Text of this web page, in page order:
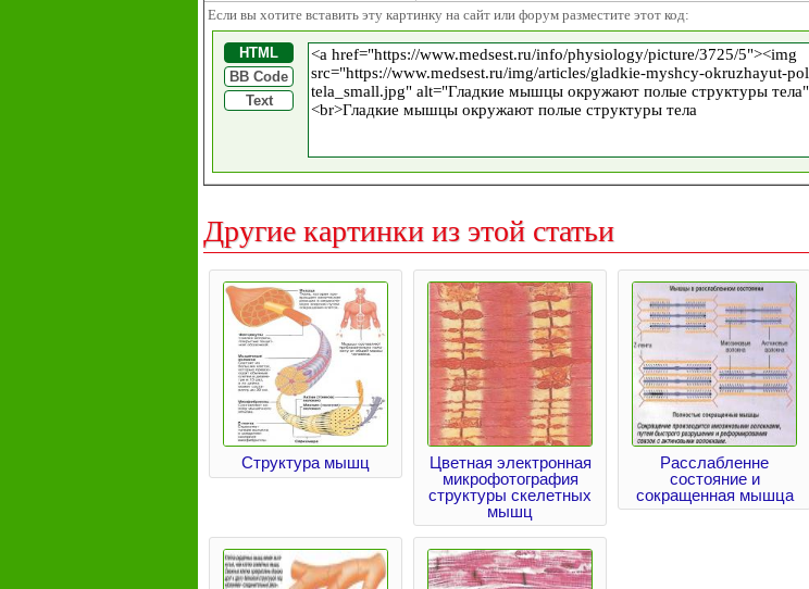
Если вы хотите вставить эту картинку на сайт или форум разместите этот код:
HTML
BB Code
Text
Другие картинки из этой статьи
Структура мышц
Цветная электронная
микрофотография
структуры скелетных
мышц
Расслабленне
состояние и
сокращенная мышца